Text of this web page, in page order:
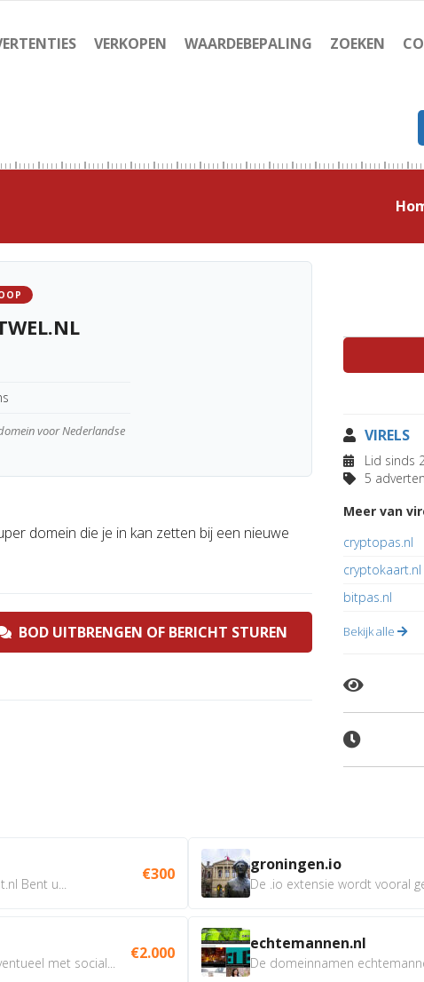
VERKOPEN WAARDEBEPALING ZOEKEN
voor Nederlandse
domein die je in kan zetten bij een nieuwe
BOD UITBRENGEN OF BERICHT STUREN
VIRELS
Lid sinds
5
Meer van
cryptopas.nl
cryptokaart.nl
bitpas.nl
Bekijk alle
Bent u...
€300
met social...
€2.000
groningen.io
De .io extensie wordt vooral
echtemannen.nl
De domeinnamen